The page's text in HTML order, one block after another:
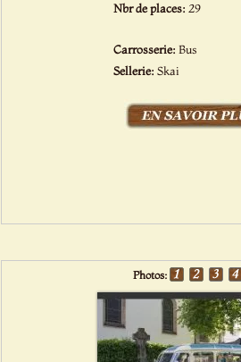
Nbr de places: 29
Carrosserie:Bus
Sellerie:Skai
Photos: